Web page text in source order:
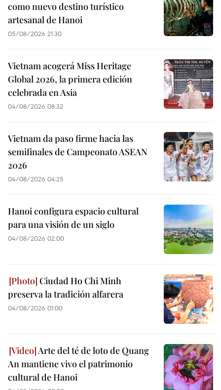
como nuevo destino turístico
artesanal de Hanoi
05/08/2026 21:30
Vietnam acogerá Miss Heritage
Global 2026, la primera edición
celebrada en Asia
04/08/2026 08:32
Vietnam da paso firme hacia las
semifinales de Campeonato ASEAN
2026
04/08/2026 04:25
Hanoi configura espacio cultural
para una visión de un siglo
04/08/2026 02:00
Ciudad Ho Chi Minh
preserva la tradición alfarera
04/08/2026 01:00
Arte del té de loto de Quang
An mantiene vivo el patrimonio
cultural de Hanoi